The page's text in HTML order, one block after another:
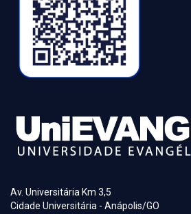
Av. Universitária Km 3,5
Cidade Universitária - Anápolis/GO